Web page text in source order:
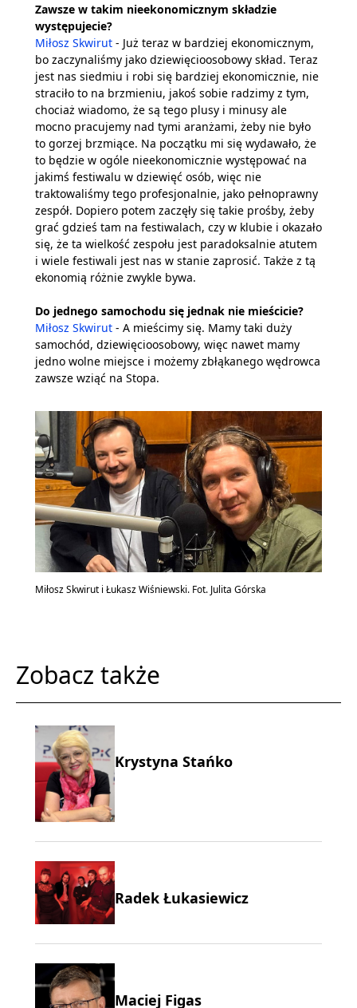
Zawsze w takim nieekonomicznym składzie
występujecie?
Miłosz Skwirut - Już teraz w bardziej ekonomicznym,
bo zaczynaliśmy jako dziewięcioosobowy skład. Teraz
jest nas siedmiu i robi się bardziej ekonomicznie, nie
straciło to na brzmieniu, jakoś sobie radzimy z tym,
chociaż wiadomo, że są tego plusy i minusy ale
mocno pracujemy nad tymi aranżami, żeby nie było
to gorzej brzmiące. Na początku mi się wydawało, że
to będzie w ogóle nieekonomicznie występować na
jakimś festiwalu w dziewięć osób, więc nie
traktowaliśmy tego profesjonalnie, jako pełnoprawny
zespół. Dopiero potem zaczęły się takie prośby, żeby
grać gdzieś tam na festiwalach, czy w klubie i okazało
się, że ta wielkość zespołu jest paradoksalnie atutem
i wiele festiwali jest nas w stanie zaprosić. Także z tą
ekonomią różnie zwykle bywa.
Do jednego samochodu się jednak nie mieścicie?
Miłosz Skwirut - A mieścimy się. Mamy taki duży
samochód, dziewięcioosobowy, więc nawet mamy
jedno wolne miejsce i możemy zbłąkanego wędrowca
zawsze wziąć na Stopa.
Miłosz Skwirut i Łukasz Wiśniewski. Fot. Julita Górska
Zobacz także
Krystyna Stańko
Radek Łukasiewicz
Maciej Figas